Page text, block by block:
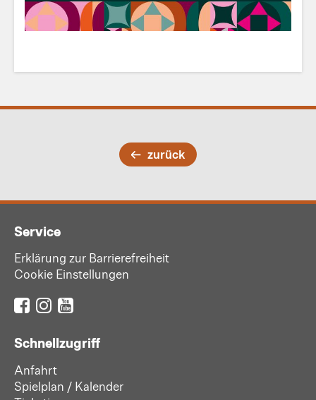
zurück
Service
Erklärung zur Barrierefreiheit
Cookie Einstellungen
Schnellzugriff
Anfahrt
Spielplan / Kalender